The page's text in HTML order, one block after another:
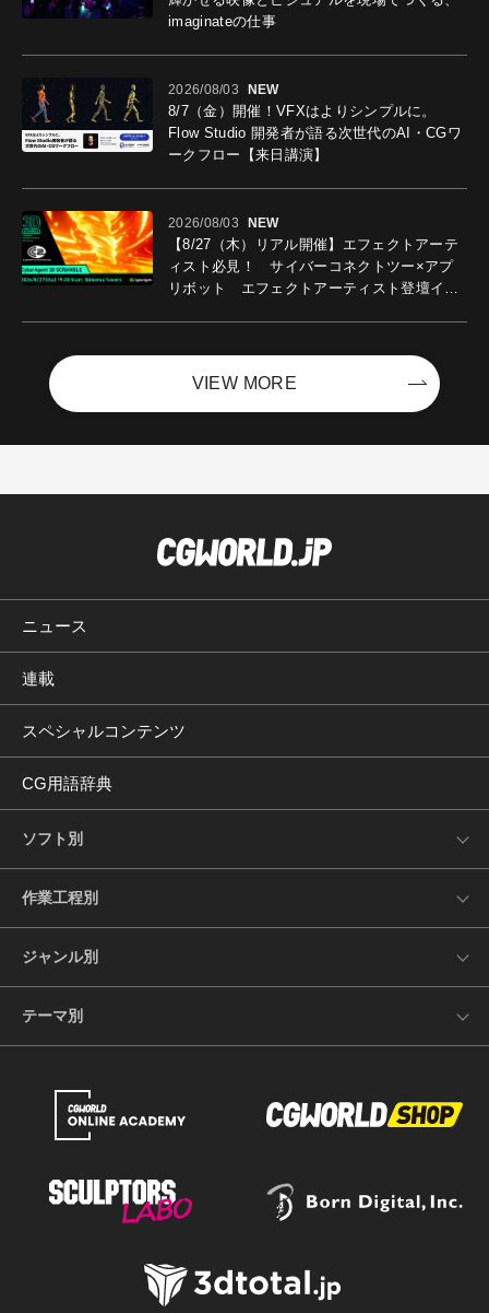
imaginateの仕事
2026/08/03 NEW
8/7（金）開催！VFXはよりシンプルに。
Flow Studio 開発者が語る次世代のAI・CGワ
ークフロー【来日講演】
2026/08/03 NEW
【8/27（木）リアル開催】エフェクトアーテ
ィスト必見！ サイバーコネクトツー×アプ
リボット エフェクトアーティスト登壇イベ
VIEW MORE
ニュース
連載
スペシャルコンテンツ
CG用語辞典
ソフト別
作業工程別
ジャンル別
テーマ別